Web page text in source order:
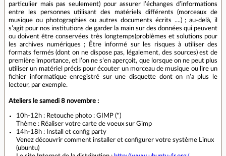
particulier mais pas seulement) pour assurer l’échanges d’informations
entre les personnes utilisant des matériels différents (morceaux de
musique ou photographies ou autres documents écrits ....) ; au-delà, il
s’agit pour nos institutions de garder la main sur des données qui peuvent
ou doivent être conservées très longtemps(problèmes et solutions pour
les archives numériques ; Être informé sur les risques à utiliser des
formats fermés (dont on ne dispose pas, légalement, des sources) est de
première importance, et l’on ne s’en aperçoit, que lorsque on ne peut plus
utiliser un matériel précis pour écouter un morceau de musique ou lire un
fichier informatique enregistré sur une disquette dont on n’a plus le
lecteur, par exemple.
Ateliers le samedi 8 novembre :
10h-12h : Retouche photo : GIMP (*)
Thème : Réaliser votre carte de voeux sur Gimp
14h-18h : Install et config party
Venez découvrir comment installer et configurer votre système Linux
(ubuntu)